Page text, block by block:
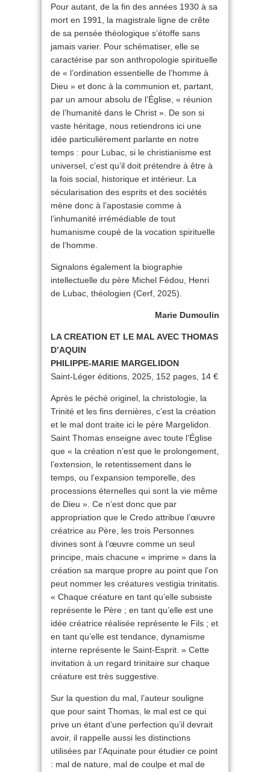
Pour autant, de la fin des années 1930 à sa
mort en 1991, la magistrale ligne de crête
de sa pensée théologique s’étoffe sans
jamais varier. Pour schématiser, elle se
caractérise par son anthropologie spirituelle
de « l’ordination essentielle de l’homme à
Dieu » et donc à la communion et, partant,
par un amour absolu de l’Église, « réunion
de l’humanité dans le Christ ». De son si
vaste héritage, nous retiendrons ici une
idée particulièrement parlante en notre
temps : pour Lubac, si le christianisme est
universel, c’est qu’il doit prétendre à être à
la fois social, historique et intérieur. La
sécularisation des esprits et des sociétés
mène donc à l’apostasie comme à
l’inhumanité irrémédiable de tout
humanisme coupé de la vocation spirituelle
de l’homme.
Signalons également la biographie
intellectuelle du père Michel Fédou, Henri
de Lubac, théologien (Cerf, 2025).
Marie Dumoulin
LA CREATION ET LE MAL AVEC THOMAS
D’AQUIN
PHILIPPE-MARIE MARGELIDON
Saint-Léger éditions, 2025, 152 pages, 14 €
Après le péché originel, la christologie, la
Trinité et les fins dernières, c’est la création
et le mal dont traite ici le père Margelidon.
Saint Thomas enseigne avec toute l’Église
que « la création n’est que le prolongement,
l’extension, le retentissement dans le
temps, ou l’expansion temporelle, des
processions éternelles qui sont la vie même
de Dieu ». Ce n’est donc que par
appropriation que le Credo attribue l’œuvre
créatrice au Père, les trois Personnes
divines sont à l’œuvre comme un seul
principe, mais chacune « imprime » dans la
création sa marque propre au point que l’on
peut nommer les créatures vestigia trinitatis.
« Chaque créature en tant qu’elle subsiste
représente le Père ; en tant qu’elle est une
idée créatrice réalisée représente le Fils ; et
en tant qu’elle est tendance, dynamisme
interne représente le Saint-Esprit. » Cette
invitation à un regard trinitaire sur chaque
créature est très suggestive.
Sur la question du mal, l’auteur souligne
que pour saint Thomas, le mal est ce qui
prive un étant d’une perfection qu’il devrait
avoir, il rappelle aussi les distinctions
utilisées par l’Aquinate pour étudier ce point
: mal de nature, mal de coulpe et mal de